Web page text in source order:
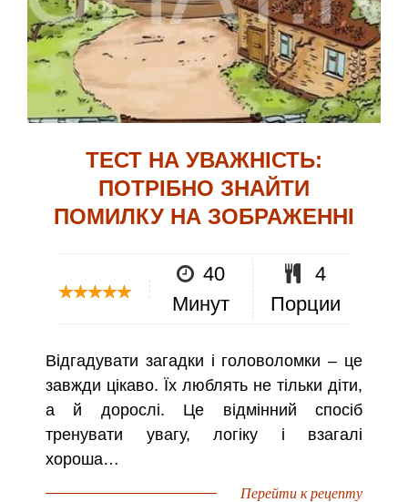
ТЕСТ НА УВАЖНІСТЬ:
ПОТРІБНО ЗНАЙТИ
ПОМИЛКУ НА ЗОБРАЖЕННІ
40
Минут
4
Порции
Відгадувати загадки і головоломки – це
завжди цікаво. Їх люблять не тільки діти,
а й дорослі. Це відмінний спосіб
тренувати увагу, логіку і взагалі
хороша…
Перейти к рецепту